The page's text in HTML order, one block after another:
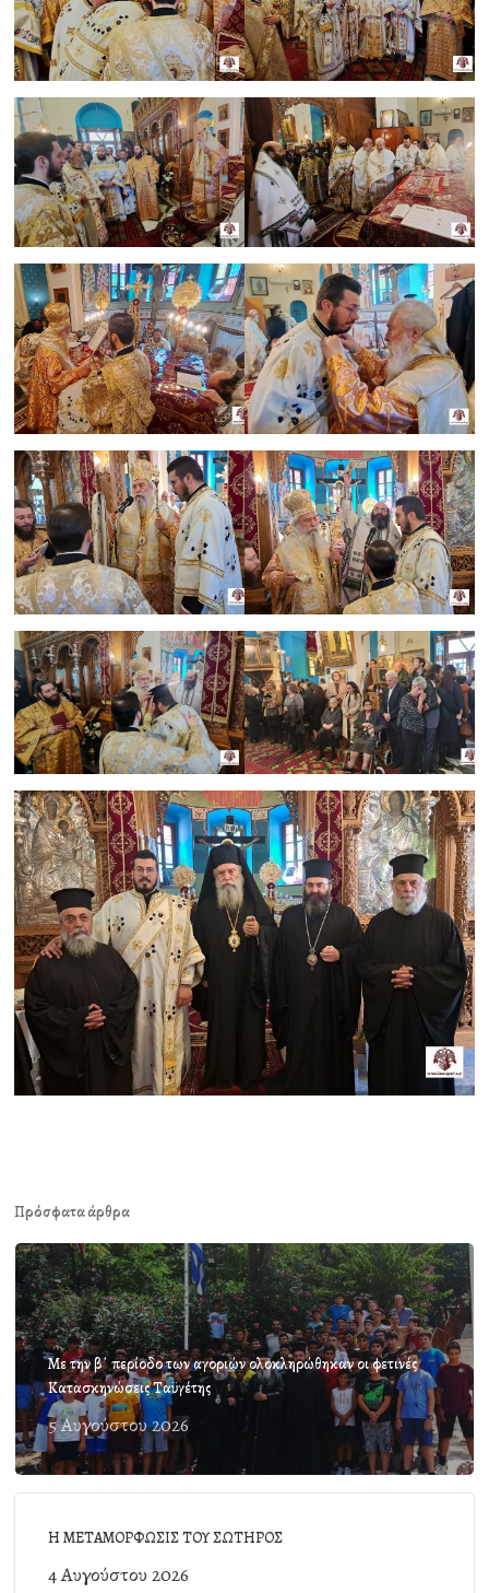
Πρόσφατα άρθρα
Με την β΄ περίοδο των αγοριών ολοκληρώθηκαν οι φετινές
Κατασκηνώσεις Ταϋγέτης
5 Αυγούστου 2026
Η ΜΕΤΑΜΟΡΦΩΣΙΣ ΤΟΥ ΣΩΤΗΡΟΣ
4 Αυγούστου 2026